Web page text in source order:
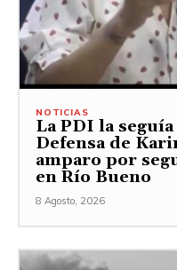
NOTICIAS
La PDI la
Defensa de
amparo por
en Río Bueno
8 Agosto, 2026